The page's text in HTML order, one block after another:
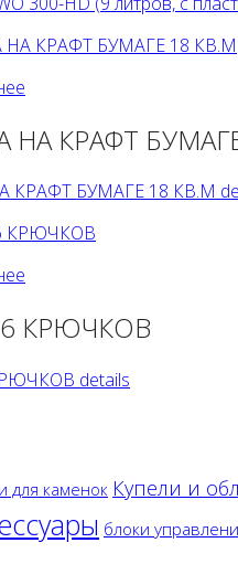
НА КРАФТ
КРАФТ БУМАГЕ 18 КВ.М
КРЮЧКОВ
details
для каменок Купели и
блоки